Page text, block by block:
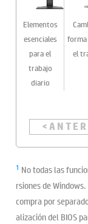
Elementos
esenciales
para el
trabajo
diario
el
<
1 No todas las
rsiones de
compra por
alización del BIOS